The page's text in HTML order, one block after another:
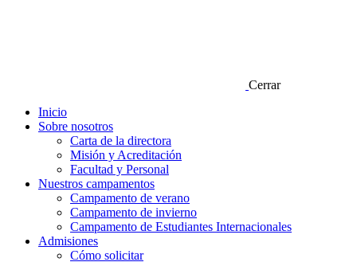
Cerrar
Inicio
Sobre nosotros
Carta de la directora
Misión y Acreditación
Facultad y Personal
Nuestros campamentos
Campamento de verano
Campamento de invierno
Campamento de Estudiantes Internacionales
Admisiones
Cómo solicitar